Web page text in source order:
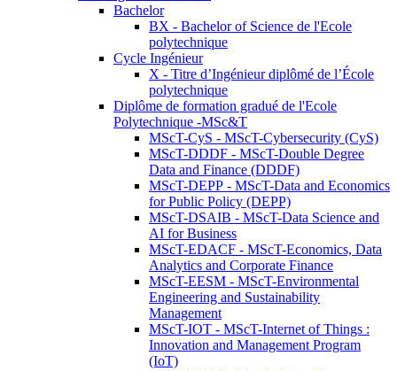
Bachelor
BX - Bachelor of Science de l'Ecole
polytechnique
Cycle Ingénieur
X - Titre d’Ingénieur diplômé de l’École
polytechnique
Diplôme de formation gradué de l'Ecole
Polytechnique -MSc&T
MScT-CyS - MScT-Cybersecurity (CyS)
MScT-DDDF - MScT-Double Degree
Data and Finance (DDDF)
MScT-DEPP - MScT-Data and Economics
for Public Policy (DEPP)
MScT-DSAIB - MScT-Data Science and
AI for Business
MScT-EDACF - MScT-Economics, Data
Analytics and Corporate Finance
MScT-EESM - MScT-Environmental
Engineering and Sustainability
Management
MScT-IOT - MScT-Internet of Things :
Innovation and Management Program
(IoT)